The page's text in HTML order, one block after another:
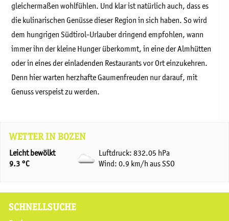
gleichermaßen wohlfühlen. Und klar ist natürlich auch, dass es
die kulinarischen Genüsse dieser Region in sich haben. So wird
dem hungrigen Südtirol-Urlauber dringend empfohlen, wann
immer ihn der kleine Hunger überkommt, in eine der Almhütten
oder in eines der einladenden Restaurants vor Ort einzukehren.
Denn hier warten herzhafte Gaumenfreuden nur darauf, mit
Genuss verspeist zu werden.
WETTER IN BOZEN
Leicht bewölkt
9.3 °C
Luftdruck: 832.05 hPa
Wind: 0.9 km/h aus SSO
SCHNELLSUCHE